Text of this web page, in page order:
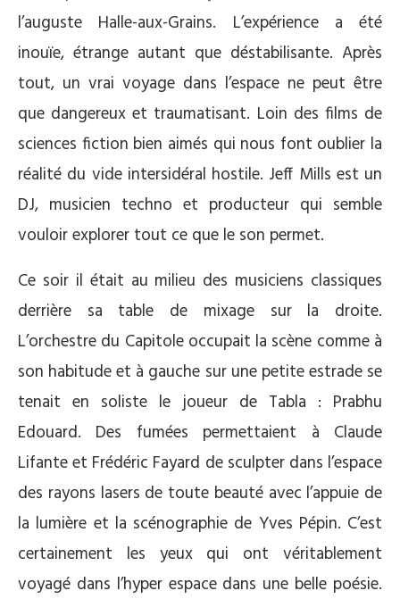
l’auguste Halle-aux-Grains. L’expérience a été
inouïe, étrange autant que déstabilisante. Après
tout, un vrai voyage dans l’espace ne peut être
que dangereux et traumatisant. Loin des films de
sciences fiction bien aimés qui nous font oublier la
réalité du vide intersidéral hostile. Jeff Mills est un
DJ, musicien techno et producteur qui semble
vouloir explorer tout ce que le son permet.
Ce soir il était au milieu des musiciens classiques
derrière sa table de mixage sur la droite.
L’orchestre du Capitole occupait la scène comme à
son habitude et à gauche sur une petite estrade se
tenait en soliste le joueur de Tabla : Prabhu
Edouard. Des fumées permettaient à Claude
Lifante et Frédéric Fayard de sculpter dans l’espace
des rayons lasers de toute beauté avec l’appuie de
la lumière et la scénographie de Yves Pépin. C’est
certainement les yeux qui ont véritablement
voyagé dans l’hyper espace dans une belle poésie.